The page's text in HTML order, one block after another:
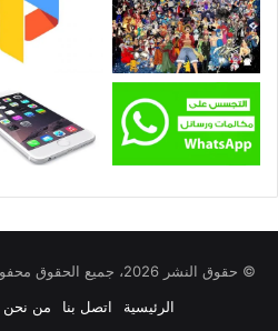
© حقوق النشر 2026، جميع الحقوق محفوظة |
الرئيسية
اتصل بنا من نحن